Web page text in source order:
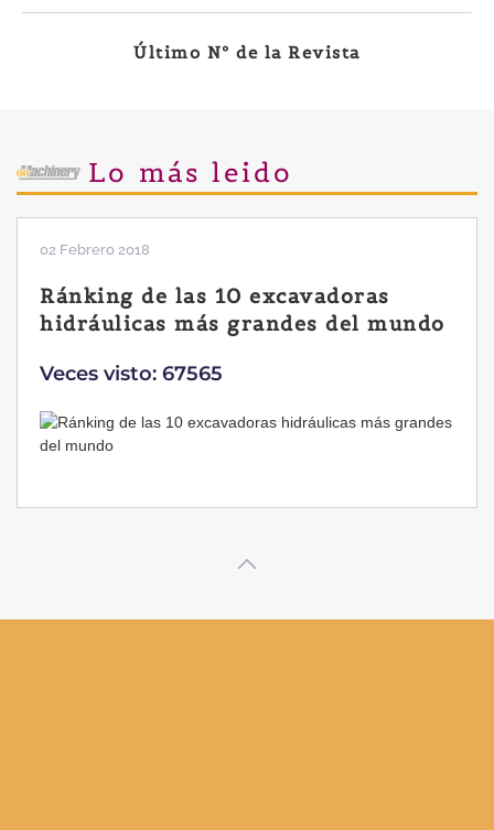
Último Nº de la Revista
Lo más leido
28 Enero 2019
Las ventajas de la excavadora
Yanmar B7 Sigma-6
Veces visto: 32224